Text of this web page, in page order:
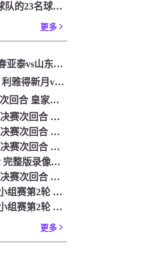
大新闻！中国国家橄榄球队的23名球员被确认是第一次进入阵容
更多
04月06日 中超第5轮 长春亚泰vs山东泰山 全场录像
04月05日 沙特联第26轮 利雅得新月vs利雅得胜利 全场录像
04月02日 国王杯半决赛次回合 皇家马德里vs皇家社会 全场录像
03月24日 欧国联联1/4赛决赛次回合 德国vs意大利 全场录像回放
03月24日 欧国联联1/4赛决赛次回合 法国vs克罗地亚 全场录像回放
03月24日 欧国联联1/4赛决赛次回合 葡萄牙vs丹麦 全场录像回放
03月24日 天下足球-老枪 完整版录像回放
03月24日 欧国联联1/4赛决赛次回合 西班牙vs荷兰 全场录像回放
03月25日 世预赛欧洲区小组赛第2轮 立陶宛vs芬兰 全场录像回放
03月25日 世预赛欧洲区小组赛第2轮 波兰vs马耳他 全场录像回放
更多